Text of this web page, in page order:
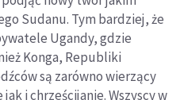
Sudanu. Tym bardziej, że
Ugandy, gdzie
Konga, Republiki
są zarówno wierzący
i chrześcijanie. Wszyscy w